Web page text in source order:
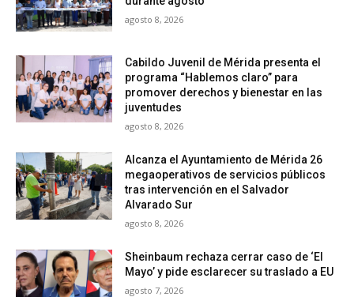
agosto 8, 2026
Cabildo Juvenil de Mérida presenta el
programa “Hablemos claro” para
promover derechos y bienestar en las
juventudes
agosto 8, 2026
Alcanza el Ayuntamiento de Mérida 26
megaoperativos de servicios públicos
tras intervención en el Salvador
Alvarado Sur
agosto 8, 2026
Sheinbaum rechaza cerrar caso de ‘El
Mayo’ y pide esclarecer su traslado a EU
agosto 7, 2026